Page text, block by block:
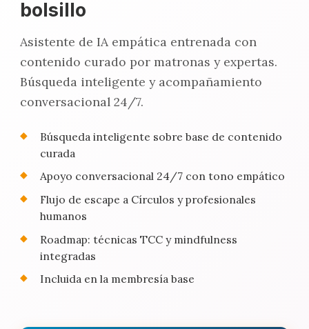
bolsillo
Asistente de IA empática entrenada con
contenido curado por matronas y expertas.
Búsqueda inteligente y acompañamiento
conversacional 24/7.
Búsqueda inteligente sobre base de contenido
curada
Apoyo conversacional 24/7 con tono empático
Flujo de escape a Círculos y profesionales
humanos
Roadmap: técnicas TCC y mindfulness
integradas
Incluida en la membresía base